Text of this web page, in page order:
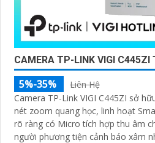
CAMERA TP-LINK VIGI C445ZI
5%-35%
Liên Hệ
Camera TP-Link VIGI C445ZI sở
nét zoom quang học, linh hoạt
rõ ràng có Micro tích hợp thu âm
người phương tiện cảnh báo xâm